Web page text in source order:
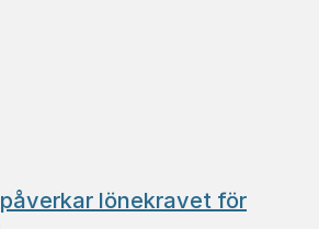
lönekravet för